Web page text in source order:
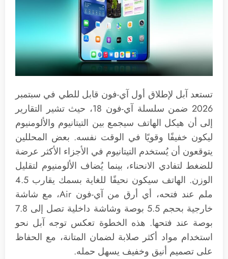
تستعد آبل لإطلاق أول آي-فون قابل للطي في سبتمبر
2026 ضمن سلسلة آي-فون 18، حيث تشير التقارير
إلى أن هيكل الهاتف سيجمع بين التيتانيوم والألومنيوم
ليكون خفيفًا وقويًا في الوقت نفسه. بعض المحللين
يتوقعون أن يُستخدم التيتانيوم في الأجزاء الأكثر عرضة
للضغط لتفادي الانحناء، بينما يُضاف الألومنيوم لتقليل
الوزن. الهاتف سيكون نحيفًا للغاية بسمك يقارب 4.5
ملم عند فتحه، أي أرق من آي-فون Air، مع شاشة
خارجية بحجم 5.5 بوصة وشاشة داخلية تصل إلى 7.8
بوصة عند فتحها. هذه الخطوة تعكس توجه آبل نحو
استخدام مواد أكثر صلابة لضمان المتانة، مع الحفاظ
على تصميم أنيق وخفيف يسهل حمله.